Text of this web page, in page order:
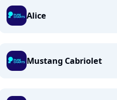
Alice
Mustang Cabriolet